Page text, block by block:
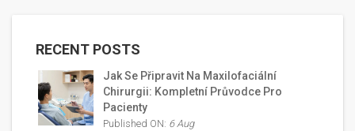
RECENT POSTS
Jak Se Připravit Na Maxilofaciální
Chirurgii: Kompletní Průvodce Pro
Pacienty
Published ON: 6 Aug